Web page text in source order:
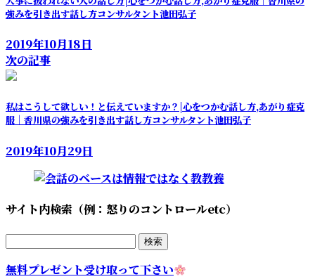
強みを引き出す話し方コンサルタント池田弘子
2019年10月18日
次の記事
私はこうして欲しい！と伝えていますか？|心をつかむ話し方,あがり症克
服｜香川県の強みを引き出す話し方コンサルタント池田弘子
2019年10月29日
サイト内検索（例：怒りのコントロールetc）
検
無料プレゼント受け取って下さい